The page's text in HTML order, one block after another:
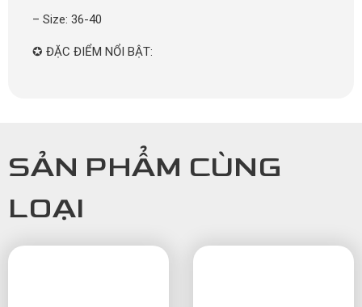
– Size: 36-40
✪ ĐẶC ĐIỂM NỔI BẬT:
SẢN PHẨM CÙNG
LOẠI